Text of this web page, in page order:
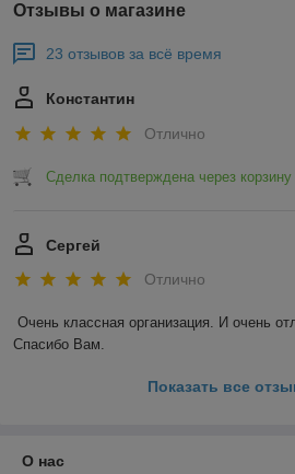
Отзывы о магазине
23 отзывов за всё время
Константин
Отлично
Сделка подтверждена через корзину
Сергей
Отлично
Очень классная организация. И очень
Спасибо Вам.
Показать все
О нас